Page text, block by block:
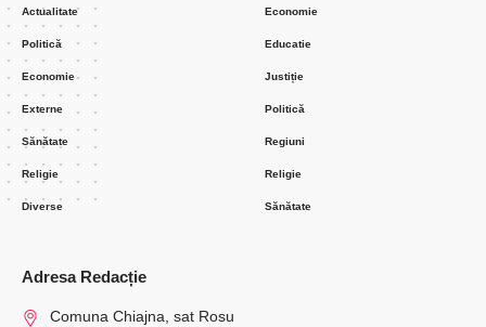
Actualitate
Politică
Economie
Externe
Sănătate
Religie
Diverse
Economie
Educatie
Justiție
Politică
Regiuni
Religie
Sănătate
Adresa Redacție
Comuna Chiajna, sat Rosu